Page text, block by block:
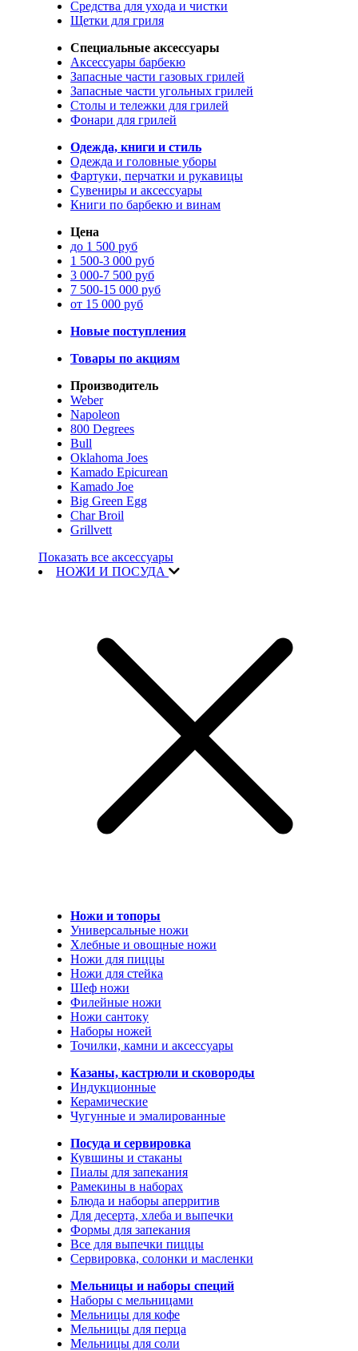
Средства для ухода и чистки
Щетки для гриля
Специальные аксессуары
Аксессуары барбекю
Запасные части газовых грилей
Запасные части угольных грилей
Столы и тележки для грилей
Фонари для грилей
Одежда, книги и стиль
Одежда и головные уборы
Фартуки, перчатки и рукавицы
Сувениры и аксессуары
Книги по барбекю и винам
Цена
до 1 500 руб
1 500-3 000 руб
3 000-7 500 руб
7 500-15 000 руб
от 15 000 руб
Новые поступления
Товары по акциям
Производитель
Weber
Napoleon
800 Degrees
Bull
Oklahoma Joes
Kamado Epicurean
Kamado Joe
Big Green Egg
Char Broil
Grillvett
Показать все аксессуары
НОЖИ И ПОСУДА
Ножи и топоры
Универсальные ножи
Хлебные и овощные ножи
Ножи для пиццы
Ножи для стейка
Шеф ножи
Филейные ножи
Ножи сантоку
Наборы ножей
Точилки, камни и аксессуары
Казаны, кастрюли и сковороды
Индукционные
Керамические
Чугунные и эмалированные
Посуда и сервировка
Кувшины и стаканы
Пиалы для запекания
Рамекины в наборах
Блюда и наборы аперритив
Для десерта, хлеба и выпечки
Формы для запекания
Все для выпечки пиццы
Сервировка, солонки и масленки
Мельницы и наборы специй
Наборы с мельницами
Мельницы для кофе
Мельницы для перца
Мельницы для соли